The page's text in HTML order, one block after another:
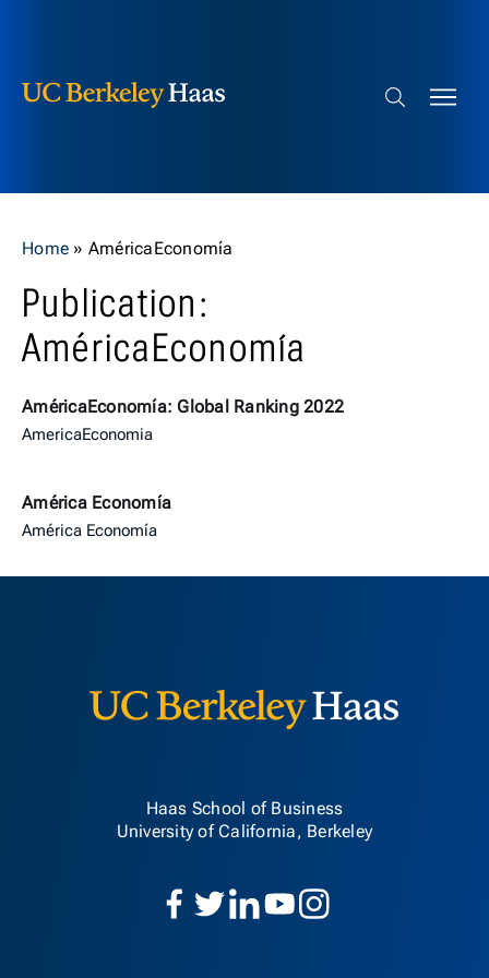
Search bar
Home » AméricaEconomía
Publication:
AméricaEconomía
AméricaEconomía: Global Ranking 2022
AmericaEconomia
América Economía
América Economía
Haas School of Business
University of California, Berkeley